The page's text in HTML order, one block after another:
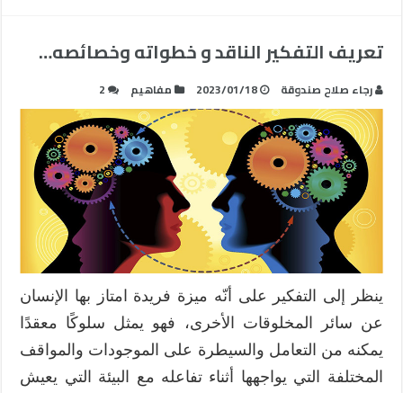
تعريف التفكير الناقد و خطواته وخصائصه…
رجاء صلاح صندوقة 2023/01/18 مفاهيم 2
ينظر إلى التفكير على أنّه ميزة فريدة امتاز بها الإنسان
عن سائر المخلوقات الأخرى، فهو يمثل سلوكًا معقدًا
يمكنه من التعامل والسيطرة على الموجودات والمواقف
المختلفة التي يواجهها أثناء تفاعله مع البيئة التي يعيش